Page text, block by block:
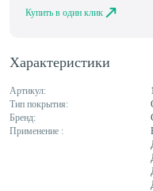
Характеристики
Артикул:
Тип покрытия:
Бренд:
Применение :
Купить в один клик